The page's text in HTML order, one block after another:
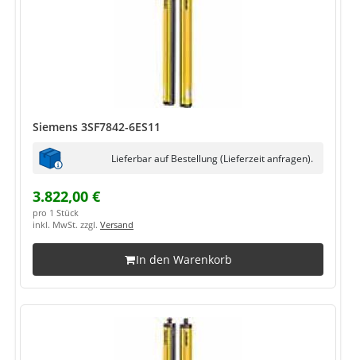
Siemens 3SF7842-6ES11
Lieferbar auf Bestellung (Lieferzeit anfragen).
3.822,00 €
pro 1 Stück
inkl. MwSt. zzgl. Versand
In den Warenkorb